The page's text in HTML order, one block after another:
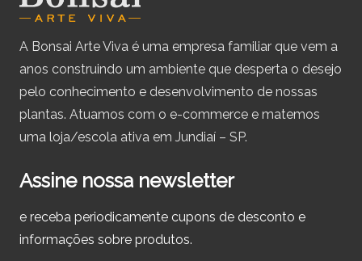
A Bonsai Arte Viva é uma empresa familiar que vem a
anos construindo um ambiente que desperta o desejo
pelo conhecimento e desenvolvimento de nossas
plantas. Atuamos com o e-commerce e matemos
uma loja/escola ativa em Jundiaí – SP.
Assine nossa newsletter
e receba periodicamente cupons de desconto e
informações sobre produtos.